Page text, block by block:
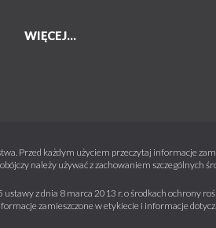
WIĘCEJ...
Przed każdym użyciem przeczytaj informacje
należy używać z zachowaniem szczególnych
z dnia 8 marca 2013 r. o środkach ochrony
zamieszczone w etykiecie i informacje